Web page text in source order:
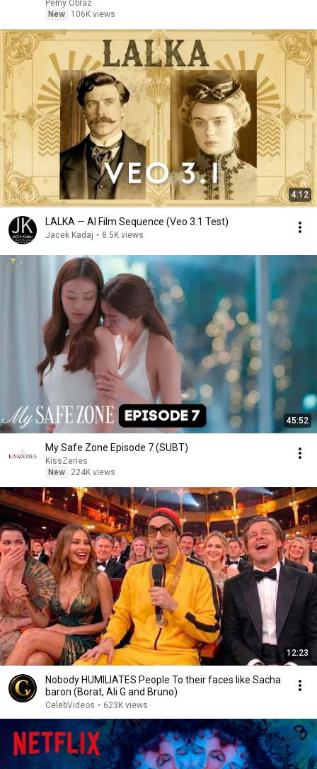
Pełny Obraz
New
106K views
4:12
LALKA — AI Film Sequence (Veo 3.1 Test)
Jacek Kadaj • 8.5K views
45:52
My Safe Zone Episode 7 (SUBT)
KissZeries
New
224K views
12:23
Nobody HUMILIATES People To their faces like Sacha
baron (Borat, Ali G and Bruno)
CelebVideos • 623K views